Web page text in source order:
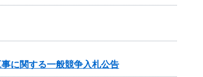
に関する一般競争入札公告